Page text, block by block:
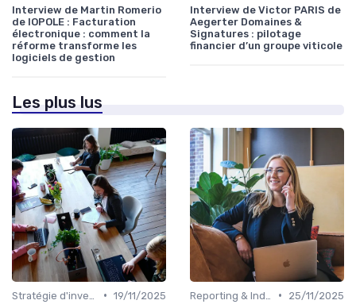
Interview de Martin Romerio
de IOPOLE : Facturation
électronique : comment la
réforme transforme les
logiciels de gestion
Interview de Victor PARIS de
Aegerter Domaines &
Signatures : pilotage
financier d’un groupe viticole
Les plus lus
• 19/11/2025
•
25/11/2025